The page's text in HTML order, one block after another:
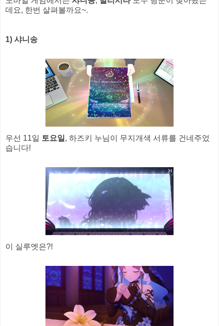
데요, 한번 살펴볼까요~.
1) 샤니송
우선 11일 토요일 , 하즈키 누님이 무지개색 서류를 건네주었
습니다!
이 실루엣은?!